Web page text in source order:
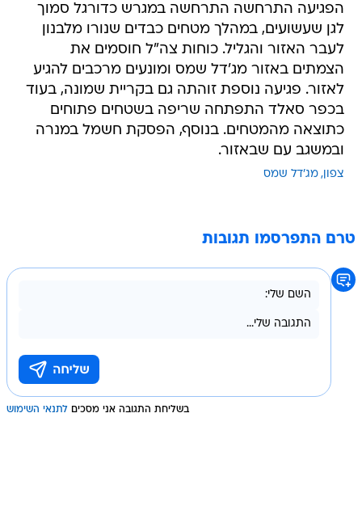
הפגיעה התרחשה התרחשה במגרש כדורגל סמוך
לגן שעשועים, במהלך מטחים כבדים שנורו מלבנון
לעבר האזור והגליל. כוחות צה"ל חוסמים את
הצמתים באזור מג'דל שמס ומונעים מרכבים להגיע
לאזור. פגיעה נוספת זוהתה גם בקריית שמונה, בעוד
בכפר סאלד התפתחה שריפה בשטחים פתוחים
כתוצאה מהמטחים. בנוסף, הפסקת חשמל במנרה
ובמשגב עם שבאזור.
צפון מג'דל שמס
טרם התפרסמו תגובות
בשליחת התגובה אני מסכים לתנאי השימוש